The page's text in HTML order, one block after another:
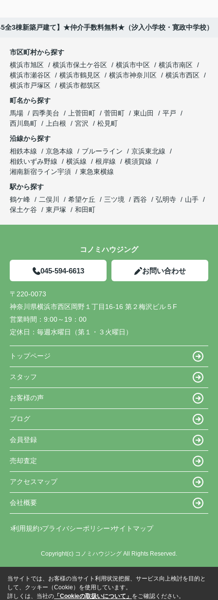
全3棟新築戸建て】★仲介手数料無料★（汐入小学校・寛政中学校）
市区町村から探す
横浜市旭区
横浜市保土ケ谷区 横浜市中区
横浜市南区
横浜市瀬谷区
横浜市鶴見区 横浜市神奈川区
横浜市西区
横浜市戸塚区
横浜市都筑区
町名から探す
馬場
四季美台 上菅田町 菅田町 東山田
平戸
西川島町
上白根 宮沢
松見町
沿線から探す
相鉄本線
京急本線 ブルーライン
京浜東北線
相鉄いずみ野線
横浜線 根岸線
横須賀線
湘南新宿ライン宇須
東急東横線
駅から探す
鶴ケ峰
二俣川 希望ケ丘 三ツ境 西谷 弘明寺
山手
保土ケ谷
東戸塚 和田町
コノミハウジング
045-594-6613 お問い合わせ
〒220-0073
神奈川県横浜市西区岡野１丁目16-16 第２梅沢ビル５F
営業時間： 9:00～19：00
定休日： 毎週水曜日（第１・３火曜日）
トップページ
スタッフ
お客様の声
ブログ
会員登録
売却査定
アクセスマップ
会社概要
利用規約 プライバシーポリシー サイトマップ
Copyright(c) コノミハウジング All Rights Reserved.
当サイトでは、お客様の当サイト利用状況把握、サービス向上検討を目的と
して、クッキー（Cookie）を使用しています。
詳しくは、当社の 「Cookieの取扱いについて」 をご確認ください。